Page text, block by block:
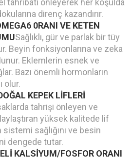
tahribatı önleyerek her koşulda
direnç kazandırır.
0RANI VE KETEN
Sağlıklı, gür ve parlak bir tüy
Beyin fonksiyonlarına ve zeka
Eklemlerin esnek ve
Bazı önemli hormonların
olur.
KEPEK LİFLERİ
tahrişi önleyen ve
yüksek kalitede lif
sistemi sağlığını ve besin
dengede tutar.
KALSİYUM/FOSFOR ORANI